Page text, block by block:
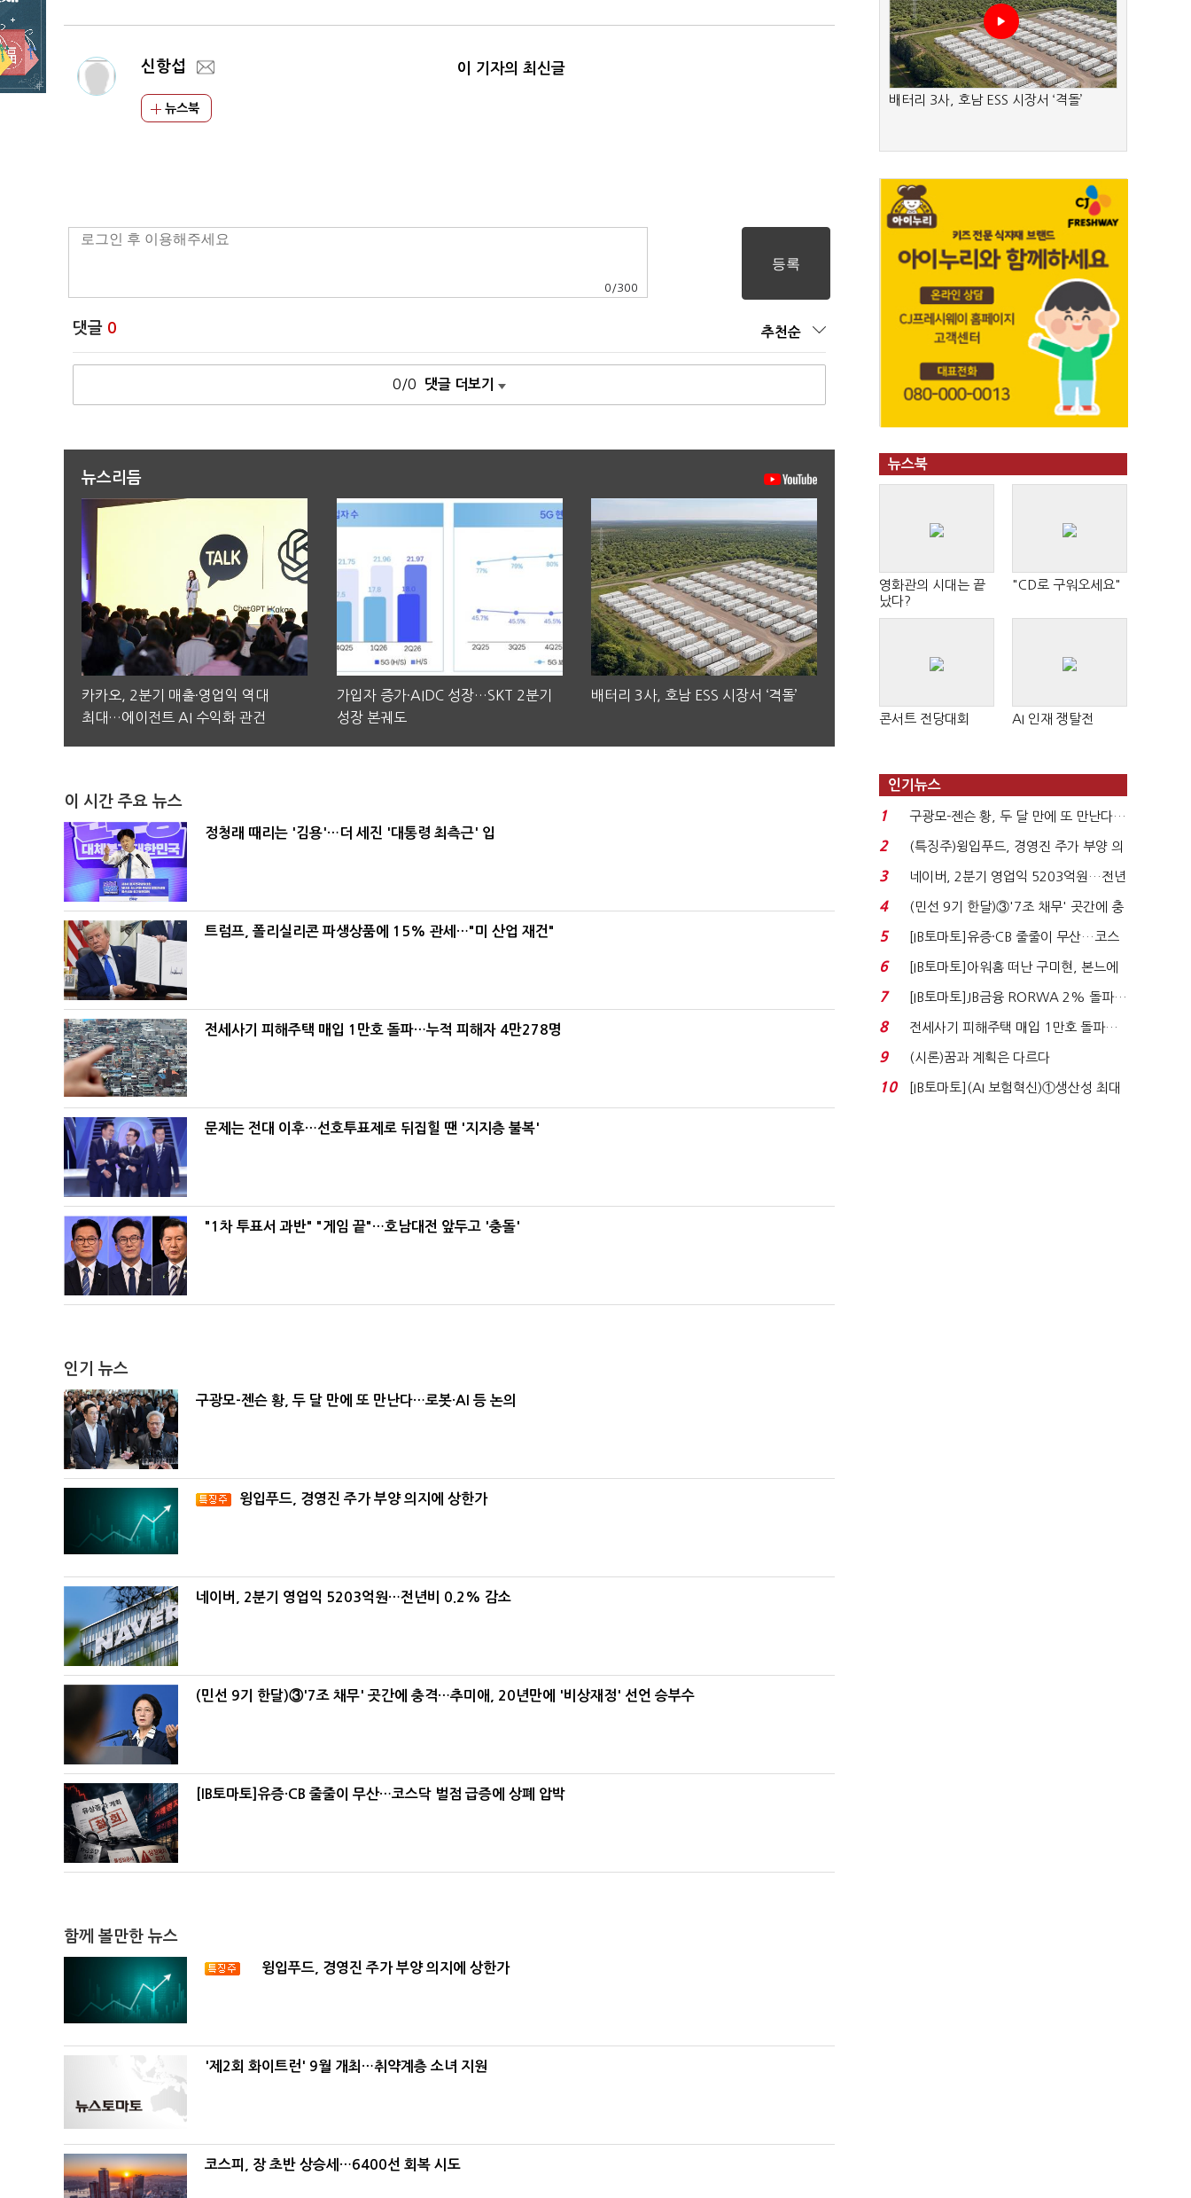
신항섭
뉴스북
이 기자의 최신글
0 /300
댓글 0 추천순
0/0 댓글 더보기
뉴스리듬
카카오, 2분기 매출·영업익 역대
최대…에이전트 AI 수익화 관건
가입자 증가·AIDC 성장…SKT 2분기
성장 본궤도
배터리 3사, 호남 ESS 시장서 ‘격돌’
이 시간 주요 뉴스
정청래 때리는 '김용'…더 세진 '대통령 최측근' 입
트럼프, 폴리실리콘 파생상품에 15% 관세…"미 산업 재건"
전세사기 피해주택 매입 1만호 돌파…누적 피해자 4만278명
문제는 전대 이후…선호투표제로 뒤집힐 땐 '지지층 불복'
"1차 투표서 과반" "게임 끝"…호남대전 앞두고 '충돌'
인기 뉴스
구광모-젠슨 황, 두 달 만에 또 만난다…로봇·AI 등 논의
윙입푸드, 경영진 주가 부양 의지에 상한가
네이버, 2분기 영업익 5203억원…전년비 0.2% 감소
(민선 9기 한달)③'7조 채무' 곳간에 충격…추미애, 20년만에 '비상재정' 선언 승부수
[IB토마토]유증·CB 줄줄이 무산…코스닥 벌점 급증에 상폐 압박
함께 볼만한 뉴스
윙입푸드, 경영진 주가 부양 의지에 상한가
'제2회 화이트런' 9월 개최…취약계층 소녀 지원
코스피, 장 초반 상승세…6400선 회복 시도
배터리 3사, 호남 ESS 시장서 ‘격돌’
뉴스북
영화관의 시대는 끝
났다?
"CD로 구워오세요"
콘서트 전당대회 AI 인재 쟁탈전
인기뉴스
1
구광모-젠슨 황, 두 달 만에 또 만난다…
로봇·AI 등 논...
2
(특징주)윙입푸드, 경영진 주가 부양 의
지에 상한가...
3
네이버, 2분기 영업익 5203억원…전년
비 0.2% 감소...
4
(민선 9기 한달)③'7조 채무' 곳간에 충
격…추미애, 20년...
5
[IB토마토]유증·CB 줄줄이 무산…코스
닥 벌점 급증에 ...
6
[IB토마토]아워홈 떠난 구미현, 본느에
340억 베팅…가...
7
[IB토마토]JB금융 RORWA 2% 돌파…
실적 견인은 은행 ...
8
전세사기 피해주택 매입 1만호 돌파…
누적 피해자 4만2...
9 (시론)꿈과 계획은 다르다
10
[IB토마토](AI 보험혁신)①생산성 최대